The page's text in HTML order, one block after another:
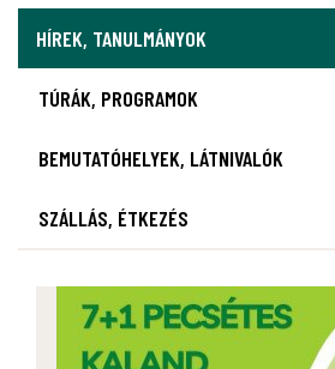
HÍREK, TANULMÁNYOK
TÚRÁK, PROGRAMOK
BEMUTATÓHELYEK, LÁTNIVALÓK
SZÁLLÁS, ÉTKEZÉS